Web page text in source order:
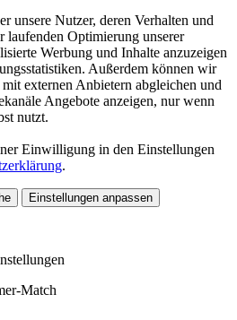
unsere Nutzer, deren Verhalten und
laufenden Optimierung unserer
Werbung und Inhalte anzuzeigen
Außerdem können wir
externen Anbietern abgleichen und
Angebote anzeigen, nur wenn
nutzt.
Einwilligung in den Einstellungen
.
Einstellungen anpassen
Match